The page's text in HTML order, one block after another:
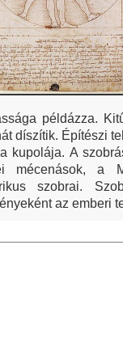
példázza.
díszítik. Építészi
kupolája. A
mécenások, a
szobrai.
az emberi